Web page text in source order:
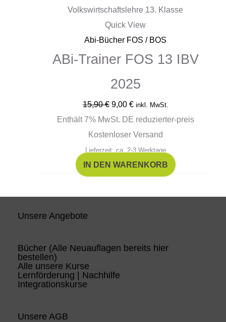
Quick View
Abi-Bücher FOS / BOS
ABi-Trainer FOS 13 IBV
2025
15,90€
15,90 €
9,00 €
9,00 €.
inkl. MwSt.
Enthält 7% MwSt. DE reduzierter-preis
Kostenloser Versand
Lieferzeit: ca. 2-3 Werktage
IN DEN WARENKORB
Unsere Angebote
Bücher (Alle Neuauflagen bereits hier
bestellen)
Alle unsere Kurse
Lernförderung | Nachhilfe
Integrationskurse
Unsere AGB